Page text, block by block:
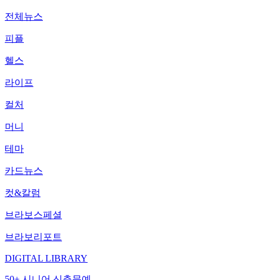
전체뉴스
피플
헬스
라이프
컬처
머니
테마
카드뉴스
컷&칼럼
브라보스페셜
브라보리포트
DIGITAL LIBRARY